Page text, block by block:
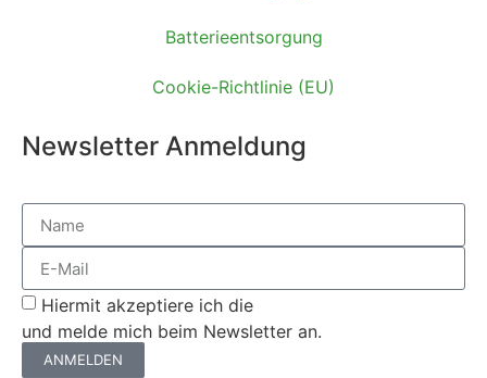
Batterieentsorgung
Cookie-Richtlinie (EU)
Newsletter Anmeldung
Hiermit akzeptiere ich die
und melde mich beim Newsletter an.
ANMELDEN